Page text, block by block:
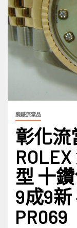
腕錶流當品
彰化流
型 十
9成9
PR069